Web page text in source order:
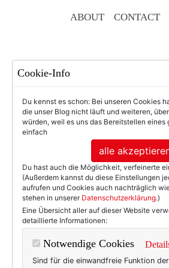
ABOUT CONTACT
Die
Cookie-Info
Du kennst es schon: Bei unseren Cookies
die unser Blog nicht läuft und weiteren,
würden, weil es uns das Bereitstellen
einfach
alle
Du hast auch die Möglichkeit, verfeinerte
(Außerdem kannst du diese Einstellungen
aufrufen und Cookies auch nachträglich
stehen in unserer Datenschutzerklärung.)
Eine Übersicht aller auf dieser Website
detaillierte Informationen:
Notwendige Cookies
Sind für die einwandfreie Funktion